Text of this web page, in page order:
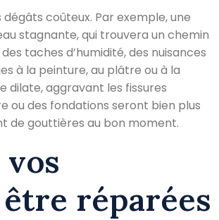
coûteux. Par exemple, une
stagnante, qui trouvera un chemin
taches d’humidité, des nuisances
à la peinture, au plâtre ou à la
dilate, aggravant les fissures
ou des fondations seront bien plus
de gouttières au bon moment.
réparées